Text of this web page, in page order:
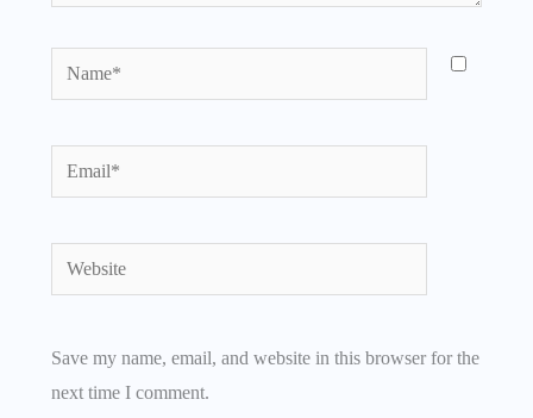
Name*
Email*
Website
Save my name, email, and website in this browser for the
next time I comment.